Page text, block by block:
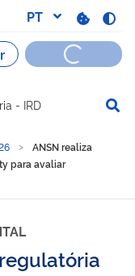
- IRD
ANSN realiza
para avaliar